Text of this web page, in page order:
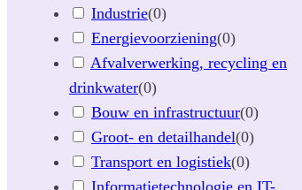
Industrie(0)
Energievoorziening(0)
Afvalverwerking, recycling en
drinkwater(0)
Bouw en infrastructuur(0)
Groot- en detailhandel(0)
Transport en logistiek(0)
Informatietechnologie en IT-